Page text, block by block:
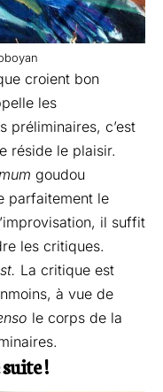
croient bon
les
préliminaires, c’est
réside le plaisir.
goudou
parfaitement le
il suffit
les critiques.
La critique est
à vue de
le corps de la
!